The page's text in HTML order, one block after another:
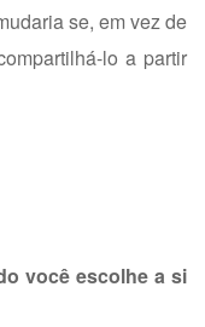
se, em vez de
lo a partir
você escolhe a si